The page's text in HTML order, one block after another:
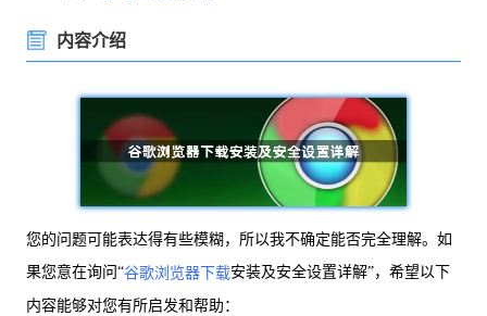
内容介绍
您的问题可能表达得有些模糊，所以我不确定能否完全理解。如
果您意在询问“谷歌浏览器下载安装及安全设置详解”，希望以下
内容能够对您有所启发和帮助：